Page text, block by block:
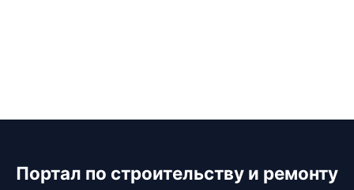
Портал по строительству и ремонту